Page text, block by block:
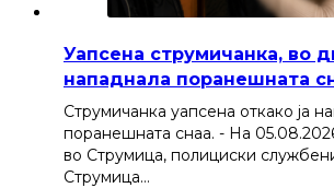
Уапсена струмичанка, во
нападнала поранешната
Струмичанка уапсена откако ја
поранешната снаа. - На
во Струмица, полициски
Струмица…